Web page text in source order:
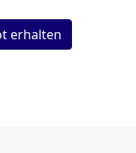
erhalten